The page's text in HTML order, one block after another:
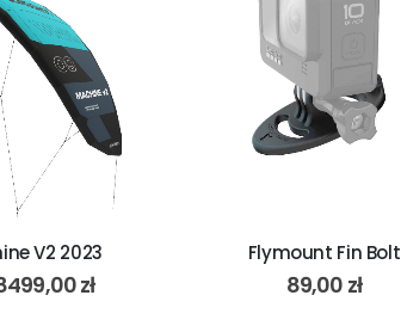
V2 2023
zł
Flymount Fin Bolt
89,00 zł